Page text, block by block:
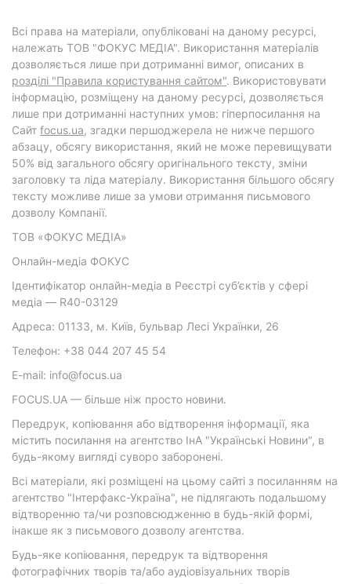
Всі права на матеріали, опубліковані на даному ресурсі,
належать ТОВ "ФОКУС МЕДІА". Використання матеріалів
дозволяється лише при дотриманні вимог, описаних в
розділі "Правила користування сайтом". Використовувати
інформацію, розміщену на даному ресурсі, дозволяється
лише при дотриманні наступних умов: гіперпосилання на
Cайт focus.ua, згадки першоджерела не нижче першого
абзацу, обсягу використання, який не може перевищувати
50% від загального обсягу оригінального тексту, зміни
заголовку та ліда матеріалу. Використання більшого обсягу
тексту можливе лише за умови отримання письмового
дозволу Компанії.
ТОВ «ФОКУС МЕДІА»
Онлайн-медіа ФОКУС
Ідентифікатор онлайн-медіа в Реєстрі суб’єктів у сфері
медіа — R40-03129
Адреса: 01133, м. Київ, бульвар Лесі Українки, 26
Телефон: +38 044 207 45 54
E-mail: info@focus.ua
FOCUS.UA — більше ніж просто новини.
Передрук, копіювання або відтворення інформації, яка
містить посилання на агентство ІнА "Українські Новини", в
будь-якому вигляді суворо заборонені.
Всі матеріали, які розміщені на цьому сайті з посиланням на
агентство "Інтерфакс-Україна", не підлягають подальшому
відтворенню та/чи розповсюдженню в будь-якій формі,
інакше як з письмового дозволу агентства.
Будь-яке копіювання, передрук та відтворення
фотографічних творів та/або аудіовізуальних творів